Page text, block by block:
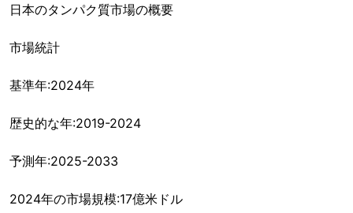
日本のタンパク質市場の概要
市場統計
基準年:2024年
歴史的な年:2019-2024
予測年:2025-2033
2024年の市場規模:17億米ドル